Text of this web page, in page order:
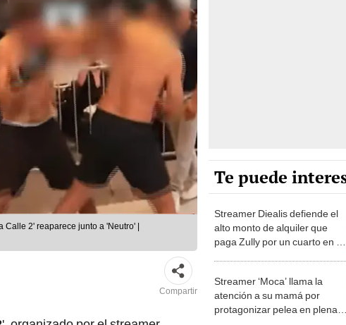
2' reaparece junto a 'Neutro' |
Compartir
Te puede
Streamer Diealis defiende el
alto monto de alquiler que
paga Zully por un cuarto en su
Streamer ‘Moca’ llama la
atención a su mamá por
protagonizar pelea en plena